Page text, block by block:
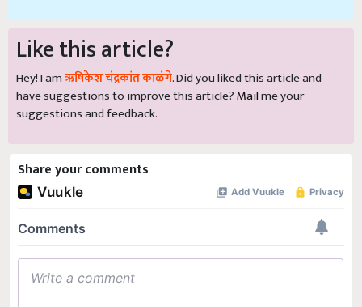
Like this article?
Hey! I amऋषिकेश चंद्रकांत काळंगे. Did you liked this article and
have suggestions to improve this article?Mailme your
suggestions and feedback.
Share your comments